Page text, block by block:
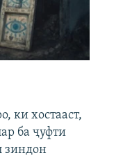
ки хостааст,
ба ҷуфти
зиндон